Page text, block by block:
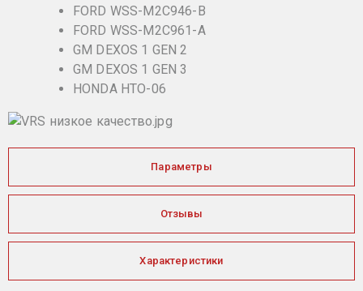
FORD WSS-M2C946-B
FORD WSS-M2C961-A
GM DEXOS 1 GEN 2
GM DEXOS 1 GEN 3
HONDA HTO-06
Параметры
Отзывы
Характеристики